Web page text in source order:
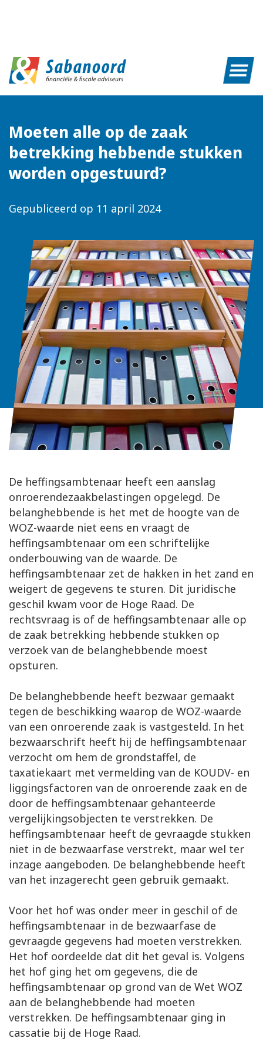
Moeten alle op de zaak
betrekking hebbende stukken
worden opgestuurd?
Gepubliceerd op 11 april 2024
De heffingsambtenaar heeft een aanslag
onroerendezaakbelastingen opgelegd. De
belanghebbende is het met de hoogte van de
WOZ-waarde niet eens en vraagt de
heffingsambtenaar om een schriftelijke
onderbouwing van de waarde. De
heffingsambtenaar zet de hakken in het zand en
weigert de gegevens te sturen. Dit juridische
geschil kwam voor de Hoge Raad. De
rechtsvraag is of de heffingsambtenaar alle op
de zaak betrekking hebbende stukken op
verzoek van de belanghebbende moest
opsturen.
De belanghebbende heeft bezwaar gemaakt
tegen de beschikking waarop de WOZ-waarde
van een onroerende zaak is vastgesteld. In het
bezwaarschrift heeft hij de heffingsambtenaar
verzocht om hem de grondstaffel, de
taxatiekaart met vermelding van de KOUDV- en
liggingsfactoren van de onroerende zaak en de
door de heffingsambtenaar gehanteerde
vergelijkingsobjecten te verstrekken. De
heffingsambtenaar heeft de gevraagde stukken
niet in de bezwaarfase verstrekt, maar wel ter
inzage aangeboden. De belanghebbende heeft
van het inzagerecht geen gebruik gemaakt.
Voor het hof was onder meer in geschil of de
heffingsambtenaar in de bezwaarfase de
gevraagde gegevens had moeten verstrekken.
Het hof oordeelde dat dit het geval is. Volgens
het hof ging het om gegevens, die de
heffingsambtenaar op grond van de Wet WOZ
aan de belanghebbende had moeten
verstrekken. De heffingsambtenaar ging in
cassatie bij de Hoge Raad.